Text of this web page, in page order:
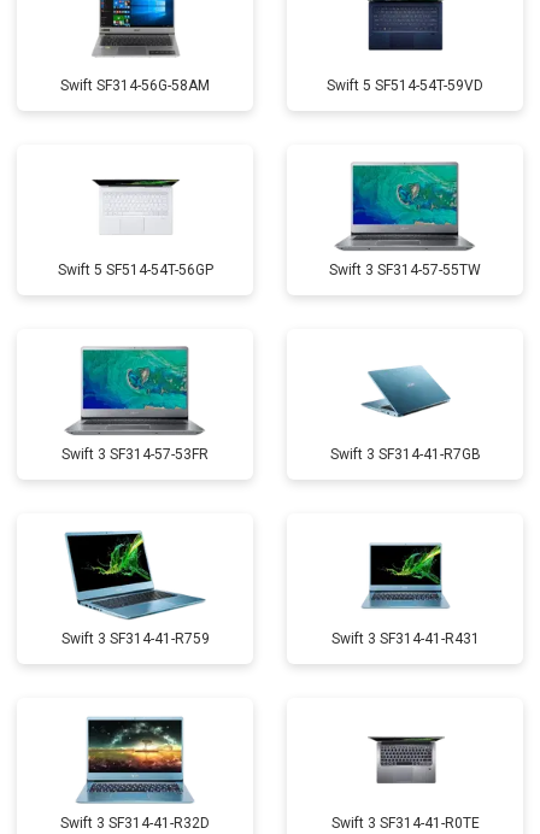
Swift SF314-56G-58AM Swift 5 SF514-54T-59VD
Swift 5 SF514-54T-56GP Swift 3 SF314-57-55TW
Swift 3 SF314-57-53FR Swift 3 SF314-41-R7GB
Swift 3 SF314-41-R759 Swift 3 SF314-41-R431
Swift 3 SF314-41-R32D Swift 3 SF314-41-R0TE